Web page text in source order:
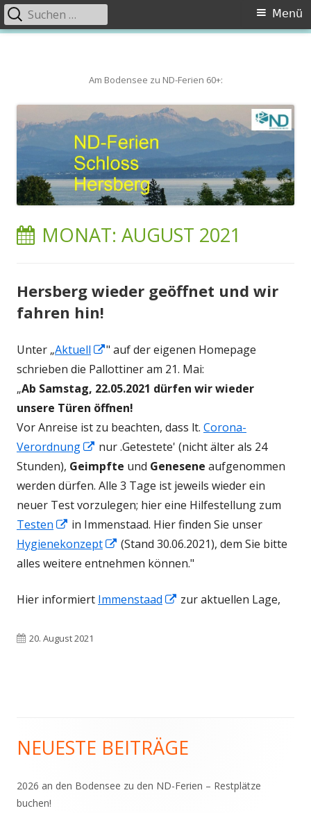
Am Bodensee zu ND-Ferien 60+:
Primäres
Menü
Suchen
nach:
MONAT: AUGUST 2021
Hersberg wieder geöffnet und wir
fahren hin!
Unter „Aktuell
In
neuem
Fenster
öffnen
" auf der eigenen Homepage
schrieben die Pallottiner am 21. Mai:
„Ab Samstag, 22.05.2021 dürfen wir wieder
unsere Türen öffnen!
Vor Anreise ist zu beachten, dass lt. Corona-
Verordnung
In
neuem
Fenster
öffnen
nur .Getestete' (nicht älter als 24
Stunden), Geimpfte und Genesene aufgenommen
werden dürfen. Alle 3 Tage ist jeweils wieder ein
neuer Test vorzulegen; hier eine Hilfestellung zum
Testen
In
neuem
Fenster
in Immenstaad. Hier finden Sie unser
Hygienekonzept
In
neuem
öffnen
(Stand 30.06.2021), dem Sie bitte
alles weitere entnehmen können."
Hier informiert Immenstaad
In
zur aktuellen Lage,
Veröffentlicht
20. August 2021
Haupt-
Seitenleiste
NEUESTE BEITRÄGE
2026 an den Bodensee zu den ND-Ferien – Restplätze
buchen!